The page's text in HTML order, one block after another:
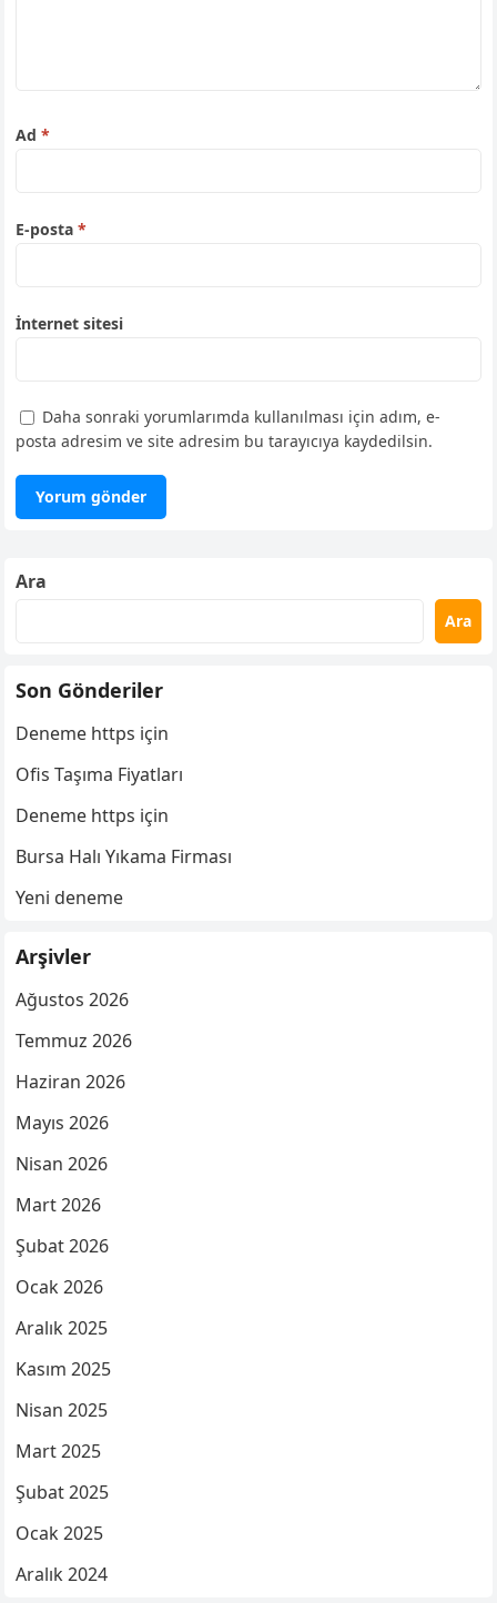
Ad*
E-posta*
İnternet sitesi
Daha sonraki yorumlarımda kullanılması için adım, e-
posta adresim ve site adresim bu tarayıcıya kaydedilsin.
Ara
Ara
Son Gönderiler
Deneme https için
Ofis Taşıma Fiyatları
Deneme https için
Bursa Halı Yıkama Firması
Yeni deneme
Arşivler
Ağustos 2026
Temmuz 2026
Haziran 2026
Mayıs 2026
Nisan 2026
Mart 2026
Şubat 2026
Ocak 2026
Aralık 2025
Kasım 2025
Nisan 2025
Mart 2025
Şubat 2025
Ocak 2025
Aralık 2024